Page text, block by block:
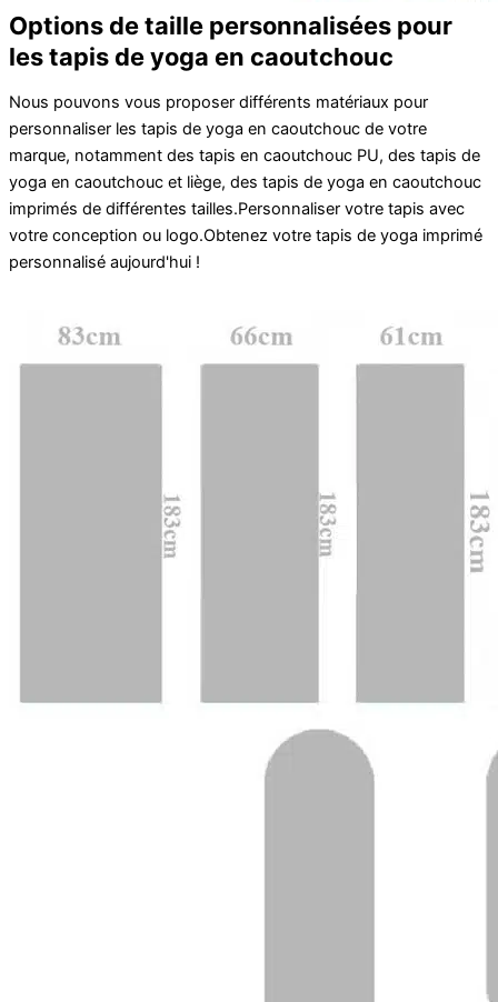
Options de taille personnalisées pour
les tapis de yoga en caoutchouc
Nous pouvons vous proposer différents matériaux pour
personnaliser les tapis de yoga en caoutchouc de votre
marque, notamment des tapis en caoutchouc PU, des tapis de
yoga en caoutchouc et liège, des tapis de yoga en caoutchouc
imprimés de différentes tailles.Personnaliser votre tapis avec
votre conception ou logo.Obtenez votre tapis de yoga imprimé
personnalisé aujourd'hui !